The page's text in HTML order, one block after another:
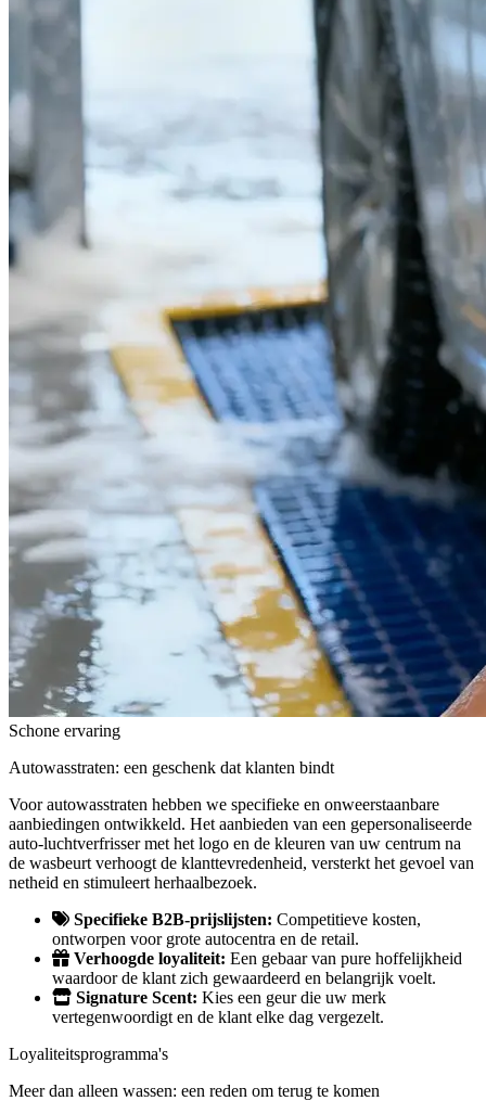
Schone ervaring
Autowasstraten: een geschenk dat klanten bindt
Voor autowasstraten hebben we specifieke en onweerstaanbare
aanbiedingen ontwikkeld. Het aanbieden van een gepersonaliseerde
auto-luchtverfrisser met het logo en de kleuren van uw centrum na
de wasbeurt verhoogt de klanttevredenheid, versterkt het gevoel van
netheid en stimuleert herhaalbezoek.
Specifieke B2B-prijslijsten: Competitieve kosten,
ontworpen voor grote autocentra en de retail.
Verhoogde loyaliteit: Een gebaar van pure hoffelijkheid
waardoor de klant zich gewaardeerd en belangrijk voelt.
Signature Scent: Kies een geur die uw merk
vertegenwoordigt en de klant elke dag vergezelt.
Loyaliteitsprogramma's
Meer dan alleen wassen: een reden om terug te komen